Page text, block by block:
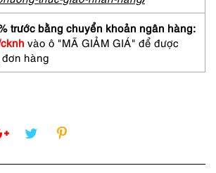
trước bằng chuyển khoản ngân hàng:
vào ô "MÃ GIẢM GIÁ" để được
hàng